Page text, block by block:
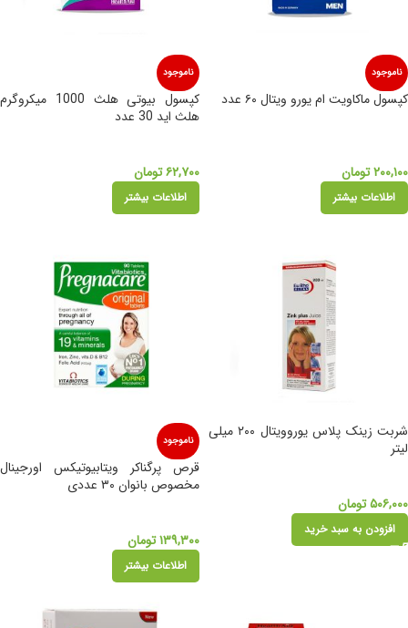
ناموجود
کپسول ماکاویت ام یورو ویتال ۶۰ عدد
۲۰۰,۱۰۰تومان
اطلاعات بیشتر
ناموجود
کپسول بیوتی هلث 1000 میکروگرم
هلث اید 30 عدد
۶۲,۷۰۰تومان
اطلاعات بیشتر
شربت زینک پلاس یوروویتال ۲۰۰ میلی
لیتر
۵۰۶,۰۰۰تومان
افزودن به سبد خرید
ناموجود
قرص پرگناکر ویتابیوتیکس اورجینال
مخصوص بانوان ۳۰ عددی
۱۳۹,۳۰۰تومان
اطلاعات بیشتر